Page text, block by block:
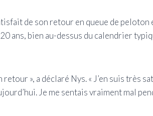
de son retour en queue de peloton
ans, bien au-dessus du calendrier
retour », a déclaré Nys. « J’en suis très
Je me sentais vraiment mal